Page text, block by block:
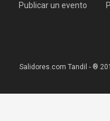
Publicar un evento
Salidores.com Tandil - ®